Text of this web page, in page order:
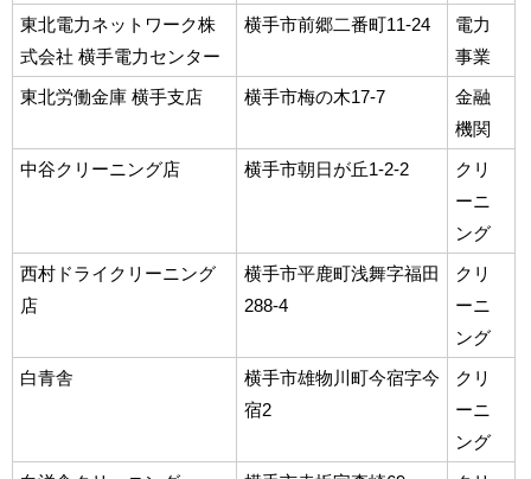
東北電力ネットワーク株
式会社 横手電力センター
横手市前郷二番町11-24
電力
事業
東北労働金庫 横手支店
横手市梅の木17-7
金融
機関
中谷クリーニング店
横手市朝日が丘1-2-2
クリ
ーニ
ング
西村ドライクリーニング
店
横手市平鹿町浅舞字福田
288-4
クリ
ーニ
ング
白青舎
横手市雄物川町今宿字今
宿2
クリ
ーニ
ング